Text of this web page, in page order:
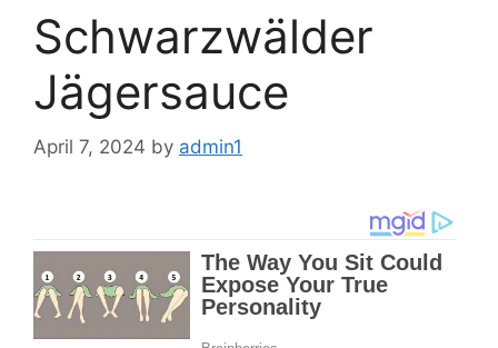
Schwarzwälder
Jägersauce
April 7, 2024 by admin1